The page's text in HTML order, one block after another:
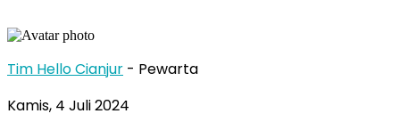
Tim Hello Cianjur - Pewarta
Kamis, 4 Juli 2024